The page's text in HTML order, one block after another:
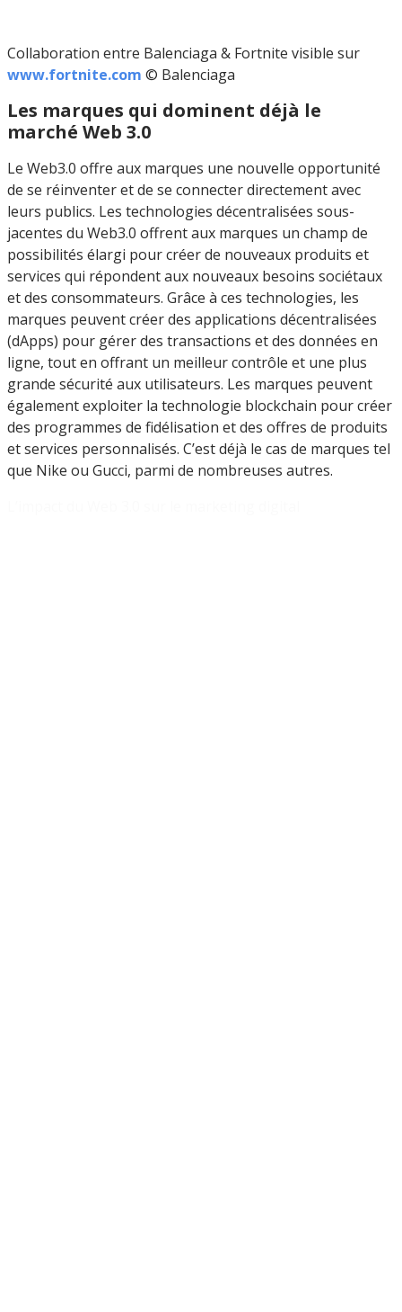
Collaboration entre Balenciaga & Fortnite visible sur
www.fortnite.com © Balenciaga
Les marques qui dominent déjà le
marché Web 3.0
Le Web3.0 offre aux marques une nouvelle opportunité
de se réinventer et de se connecter directement avec
leurs publics. Les technologies décentralisées sous-
jacentes du Web3.0 offrent aux marques un champ de
possibilités élargi pour créer de nouveaux produits et
services qui répondent aux nouveaux besoins sociétaux
et des consommateurs. Grâce à ces technologies, les
marques peuvent créer des applications décentralisées
(dApps) pour gérer des transactions et des données en
ligne, tout en offrant un meilleur contrôle et une plus
grande sécurité aux utilisateurs. Les marques peuvent
également exploiter la technologie blockchain pour créer
des programmes de fidélisation et des offres de produits
et services personnalisés. C’est déjà le cas de marques tel
que Nike ou Gucci, parmi de nombreuses autres.